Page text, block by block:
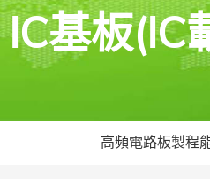
IC基板(IC
高頻電路板製程